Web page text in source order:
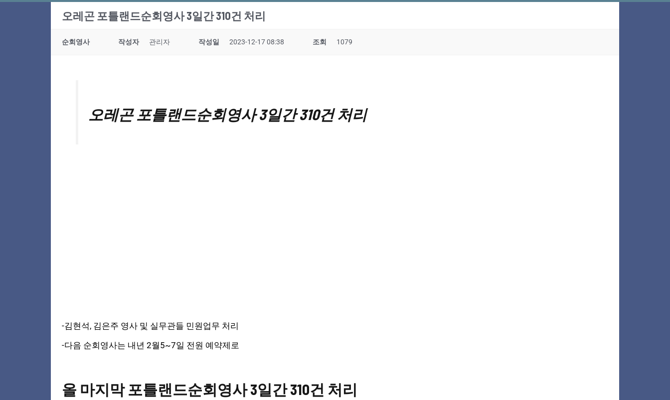
오레곤 포틀랜드순회영사 3일간 310건 처리
순회영사 작성자 관리자 작성일 2023-12-17 08:38 조회 1079
오레곤 포틀랜드순회영사 3일간 310건 처리
-김현석, 김은주 영사 및 실무관들 민원업무 처리
-다음 순회영사는 내년 2월5~7일 전원 예약제로
올 마지막 포틀랜드순회영사 3일간 310건 처리